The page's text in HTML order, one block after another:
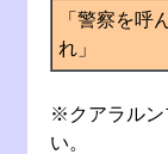
「警察を呼
れ」
※クアラルン
い。